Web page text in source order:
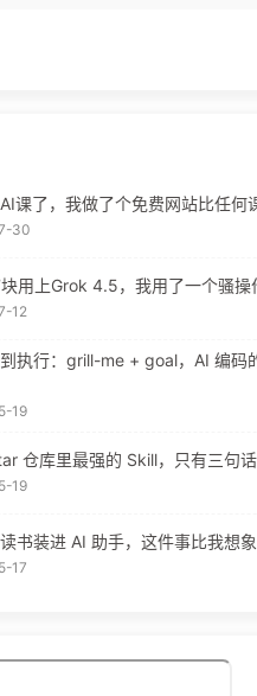
课了，我做了个免费网站比任何
30
块用上Grok 4.5，我用了一个骚操
12
执行：grill-me + goal，AI 编码
19
仓库里最强的 Skill，只有三句话
19
书装进 AI 助手，这件事比我想
17